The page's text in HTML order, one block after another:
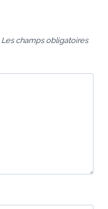
Les champs obligatoires